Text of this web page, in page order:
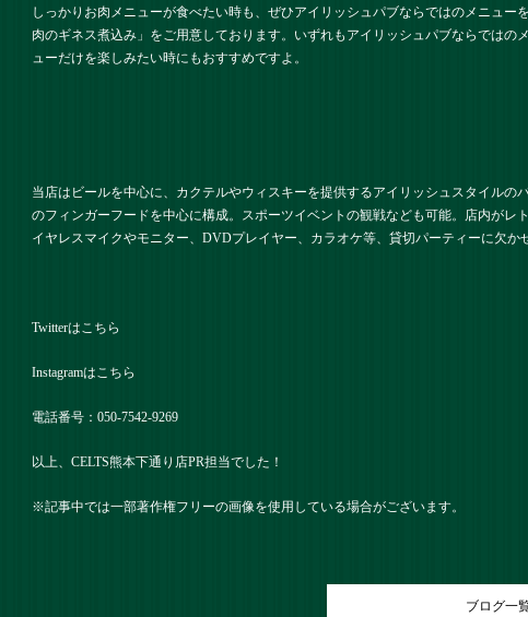
しっかりお肉メニューが食べたい時も、ぜひアイリッシュパブならではのメニュ
肉のギネス煮込み」をご用意しております。いずれもアイリッシュパブならでは
ューだけを楽しみたい時にもおすすめですよ。
当店はビールを中心に、カクテルやウィスキーを提供するアイリッシュスタイル
のフィンガーフードを中心に構成。スポーツイベントの観戦なども可能。店内が
イヤレスマイクやモニター、DVDプレイヤー、カラオケ等、貸切パーティーに欠か
Twitterはこちら
Instagramはこちら
電話番号：050-7542-9269
以上、CELTS熊本下通り店PR担当でした！
※記事中では一部著作権フリーの画像を使用している場合がございます。
ブログ一